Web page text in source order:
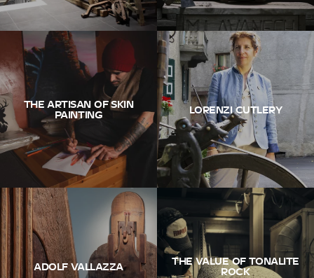
THE ARTISAN OF SKIN
PAINTING
LORENZI CUTLERY
ADOLF VALLAZZA
THE VALUE OF TONALITE
ROCK